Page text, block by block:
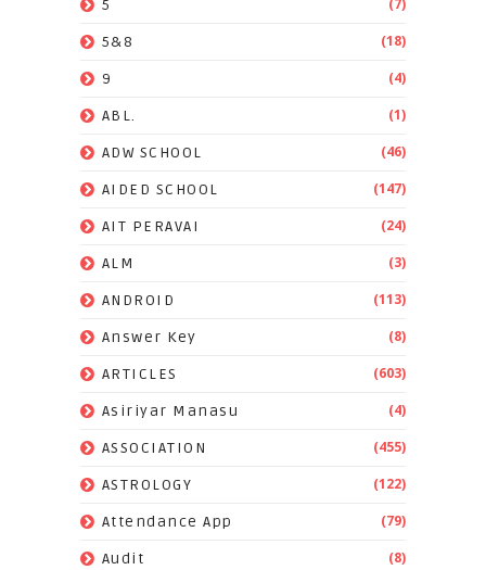
5 (7)
5&8 (18)
9 (4)
ABL. (1)
ADW SCHOOL (46)
AIDED SCHOOL (147)
AIT PERAVAI (24)
ALM (3)
ANDROID (113)
Answer Key (8)
ARTICLES (603)
Asiriyar Manasu (4)
ASSOCIATION (455)
ASTROLOGY (122)
Attendance App (79)
Audit (8)